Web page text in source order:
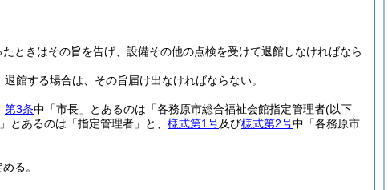
ときはその旨を告げ、設備その他の点検を受けて退館しなければなら
館する場合は、その旨届け出なければならない。
第3条中「市長」とあるのは「各務原市総合福祉会館指定管理者(以下
とあるのは「指定管理者」と、 様式第1号及び様式第2号中「各務原市
る。